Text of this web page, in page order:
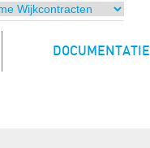
DOCUMENTATIE